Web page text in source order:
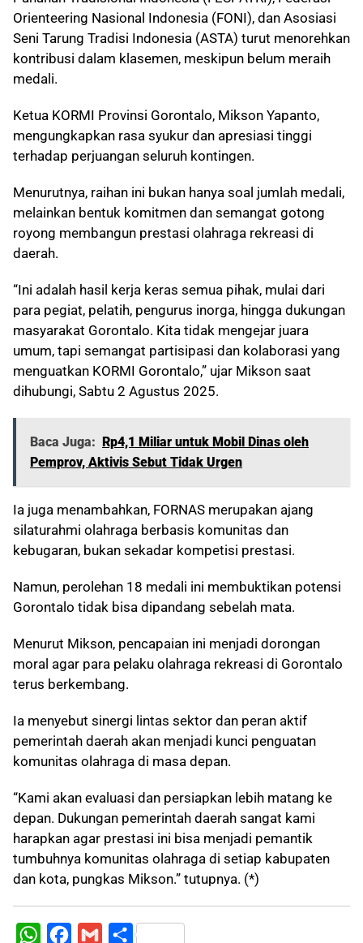
Orienteering Nasional Indonesia (FONI), dan Asosiasi
Seni Tarung Tradisi Indonesia (ASTA) turut menorehkan
kontribusi dalam klasemen, meskipun belum meraih
medali.
Ketua KORMI Provinsi Gorontalo, Mikson Yapanto,
mengungkapkan rasa syukur dan apresiasi tinggi
terhadap perjuangan seluruh kontingen.
Menurutnya, raihan ini bukan hanya soal jumlah medali,
melainkan bentuk komitmen dan semangat gotong
royong membangun prestasi olahraga rekreasi di
daerah.
“Ini adalah hasil kerja keras semua pihak, mulai dari
para pegiat, pelatih, pengurus inorga, hingga dukungan
masyarakat Gorontalo. Kita tidak mengejar juara
umum, tapi semangat partisipasi dan kolaborasi yang
menguatkan KORMI Gorontalo,” ujar Mikson saat
dihubungi, Sabtu 2 Agustus 2025.
Baca Juga: Rp4,1 Miliar untuk Mobil Dinas oleh
Pemprov, Aktivis Sebut Tidak Urgen
Ia juga menambahkan, FORNAS merupakan ajang
silaturahmi olahraga berbasis komunitas dan
kebugaran, bukan sekadar kompetisi prestasi.
Namun, perolehan 18 medali ini membuktikan potensi
Gorontalo tidak bisa dipandang sebelah mata.
Menurut Mikson, pencapaian ini menjadi dorongan
moral agar para pelaku olahraga rekreasi di Gorontalo
terus berkembang.
Ia menyebut sinergi lintas sektor dan peran aktif
pemerintah daerah akan menjadi kunci penguatan
komunitas olahraga di masa depan.
“Kami akan evaluasi dan persiapkan lebih matang ke
depan. Dukungan pemerintah daerah sangat kami
harapkan agar prestasi ini bisa menjadi pemantik
tumbuhnya komunitas olahraga di setiap kabupaten
dan kota, pungkas Mikson.” tutupnya. (*)
W S